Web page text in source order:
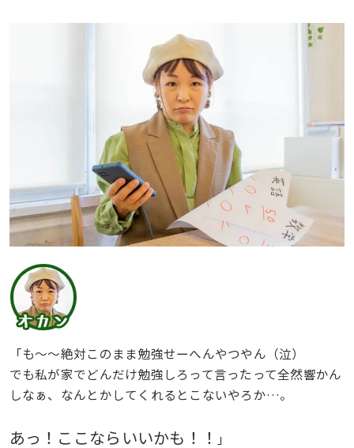
「も〜〜絶対このまま勉強せーへんやつやん（泣）
でも私が家でどんだけ勉強しろって言ったって全然響かん
しなぁ、なんとかしてくれるとこないやろか…。
あっ！ここならいいかも！！ 」